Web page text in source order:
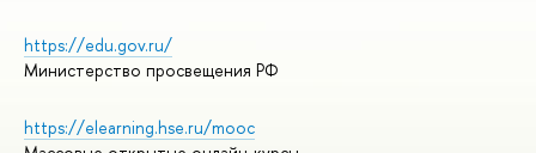
https://edu.gov.ru/
Министерство просвещения РФ
https://elearning.hse.ru/mooc